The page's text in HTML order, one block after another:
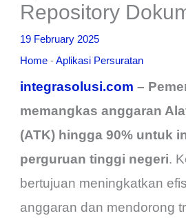
Repository
19 February 2025
Home -Aplikasi Persuratan
integrasolusi.com –
memangkas anggaran
(ATK) hingga 90% untuk
perguruan tinggi negeri.
bertujuan meningkatkan
anggaran dan mendorong